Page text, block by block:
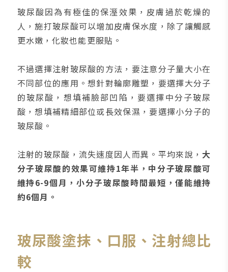
玻尿酸因為有極佳的保溼效果，皮膚過於乾燥的
人，施打玻尿酸可以增加皮膚保水度，除了讓觸感
更水嫩，化妝也能更服貼。
不過選擇注射玻尿酸的方法，要注意分子量大小在
不同部位的應用。想針對輪廓雕塑，要選擇大分子
的玻尿酸，想填補臉部凹陷，要選擇中分子玻尿
酸，想填補精細部位或長效保濕，要選擇小分子的
玻尿酸。
注射的玻尿酸，流失速度因人而異。平均來說， 大
分子玻尿酸的效果可維持1年半，中分子玻尿酸可
維持6-9個月，小分子玻尿酸時間最短，僅能維持
約6個月。
玻尿酸塗抹、口服、注射總比
較